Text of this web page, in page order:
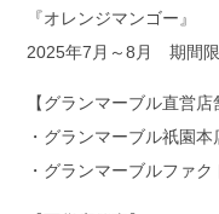
『オレンジマンゴー』
2025年7月～8月 期間
【グランマーブル直営店
・グランマーブル祇園本
・グランマーブルファ